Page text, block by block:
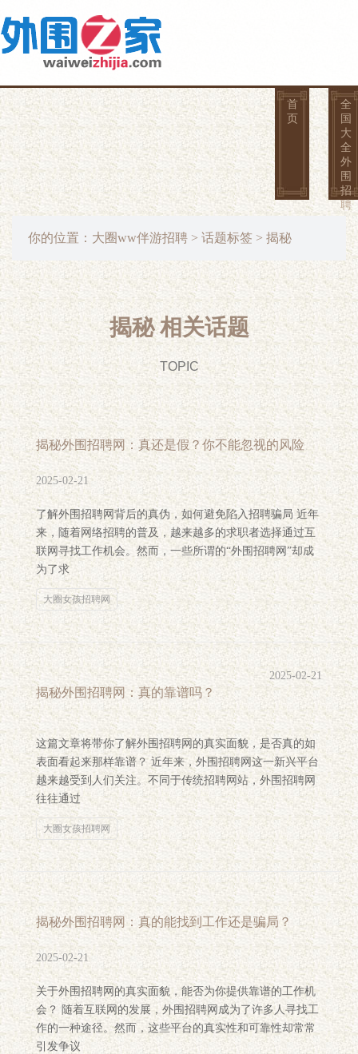
首
页
全
国
大
全
外
围
招
聘
你的位置： 大圈ww伴游招聘 > 话题标签 > 揭秘
揭秘 相关话题
TOPIC
揭秘外围招聘网：真还是假？你不能忽视的风险
2025-02-21
了解外围招聘网背后的真伪，如何避免陷入招聘骗局 近年
来，随着网络招聘的普及，越来越多的求职者选择通过互
联网寻找工作机会。然而，一些所谓的“外围招聘网”却成
为了求
大圈女孩招聘网
揭秘外围招聘网：真的靠谱吗？
2025-02-21
这篇文章将带你了解外围招聘网的真实面貌，是否真的如
表面看起来那样靠谱？ 近年来，外围招聘网这一新兴平台
越来越受到人们关注。不同于传统招聘网站，外围招聘网
往往通过
大圈女孩招聘网
揭秘外围招聘网：真的能找到工作还是骗局？
2025-02-21
关于外围招聘网的真实面貌，能否为你提供靠谱的工作机
会？ 随着互联网的发展，外围招聘网成为了许多人寻找工
作的一种途径。然而，这些平台的真实性和可靠性却常常
引发争议